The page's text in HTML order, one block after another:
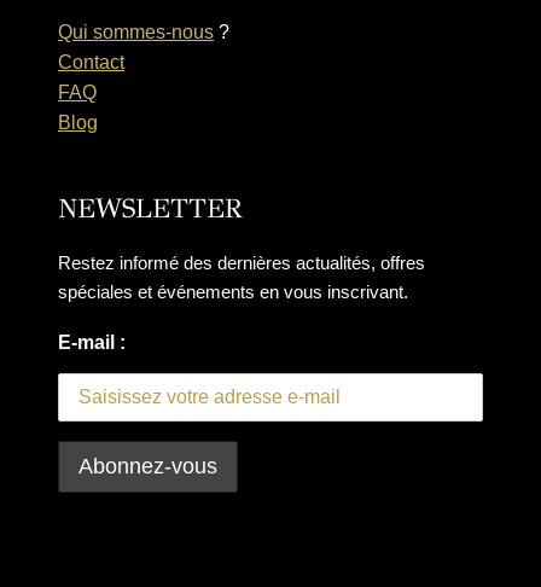
Qui sommes-nous ?
Contact
FAQ
Blog
NEWSLETTER
Restez informé des dernières actualités, offres
spéciales et événements en vous inscrivant.
E-mail :